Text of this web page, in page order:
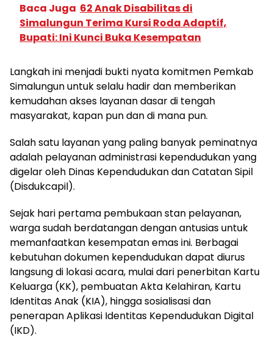
Baca Juga 62 Anak Disabilitas di
Simalungun Terima Kursi Roda Adaptif,
Bupati: Ini Kunci Buka Kesempatan
Langkah ini menjadi bukti nyata komitmen Pemkab
Simalungun untuk selalu hadir dan memberikan
kemudahan akses layanan dasar di tengah
masyarakat, kapan pun dan di mana pun.
Salah satu layanan yang paling banyak peminatnya
adalah pelayanan administrasi kependudukan yang
digelar oleh Dinas Kependudukan dan Catatan Sipil
(Disdukcapil).
Sejak hari pertama pembukaan stan pelayanan,
warga sudah berdatangan dengan antusias untuk
memanfaatkan kesempatan emas ini. Berbagai
kebutuhan dokumen kependudukan dapat diurus
langsung di lokasi acara, mulai dari penerbitan Kartu
Keluarga (KK), pembuatan Akta Kelahiran, Kartu
Identitas Anak (KIA), hingga sosialisasi dan
penerapan Aplikasi Identitas Kependudukan Digital
(IKD).